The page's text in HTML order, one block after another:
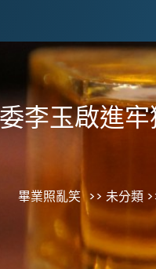
李玉啟進
畢業照亂笑 >> 未分類